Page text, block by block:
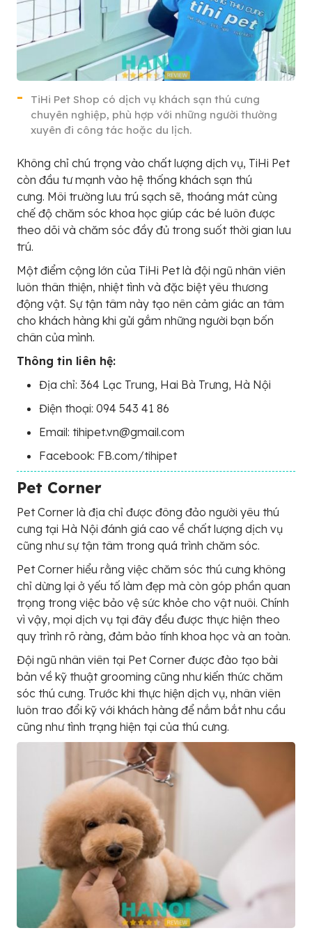
TiHi Pet Shop có dịch vụ khách sạn thú cưng
chuyên nghiệp, phù hợp với những người thường
xuyên đi công tác hoặc du lịch.
Không chỉ chú trọng vào chất lượng dịch vụ, TiHi Pet
còn đầu tư mạnh vào hệ thống khách sạn thú
cưng. Môi trường lưu trú sạch sẽ, thoáng mát cùng
chế độ chăm sóc khoa học giúp các bé luôn được
theo dõi và chăm sóc đầy đủ trong suốt thời gian lưu
trú.
Một điểm cộng lớn của TiHi Pet là đội ngũ nhân viên
luôn thân thiện, nhiệt tình và đặc biệt yêu thương
động vật. Sự tận tâm này tạo nên cảm giác an tâm
cho khách hàng khi gửi gắm những người bạn bốn
chân của mình.
Thông tin liên hệ:
Địa chỉ: 364 Lạc Trung, Hai Bà Trưng, Hà Nội
Điện thoại: 094 543 41 86
Email: tihipet.vn@gmail.com
Facebook: FB.com/tihipet
Pet Corner
Pet Corner là địa chỉ được đông đảo người yêu thú
cưng tại Hà Nội đánh giá cao về chất lượng dịch vụ
cũng như sự tận tâm trong quá trình chăm sóc.
Pet Corner hiểu rằng việc chăm sóc thú cưng không
chỉ dừng lại ở yếu tố làm đẹp mà còn góp phần quan
trọng trong việc bảo vệ sức khỏe cho vật nuôi. Chính
vì vậy, mọi dịch vụ tại đây đều được thực hiện theo
quy trình rõ ràng, đảm bảo tính khoa học và an toàn.
Đội ngũ nhân viên tại Pet Corner được đào tạo bài
bản về kỹ thuật grooming cũng như kiến thức chăm
sóc thú cưng. Trước khi thực hiện dịch vụ, nhân viên
luôn trao đổi kỹ với khách hàng để nắm bắt nhu cầu
cũng như tình trạng hiện tại của thú cưng.